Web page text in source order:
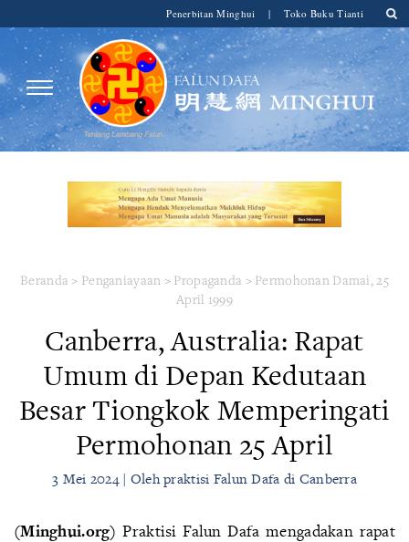
Penerbitan Minghui | Toko Buku Tianti
Beranda > Penganiayaan > Propaganda > Permohonan Damai, 25
April 1999
Canberra, Australia: Rapat
Umum di Depan Kedutaan
Besar Tiongkok Memperingati
Permohonan 25 April
3 Mei 2024 | Oleh praktisi Falun Dafa di Canberra
(Minghui.org) Praktisi Falun Dafa mengadakan rapat